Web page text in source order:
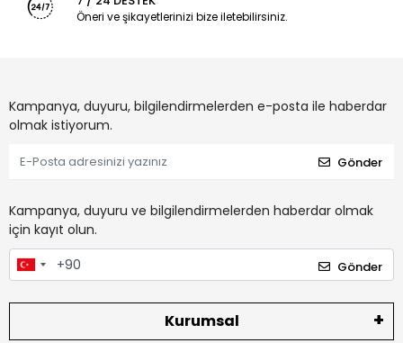
Öneri ve şikayetlerinizi bize iletebilirsiniz.
Kampanya, duyuru, bilgilendirmelerden e-posta ile haberdar
olmak istiyorum.
Gönder
Kampanya, duyuru ve bilgilendirmelerden haberdar olmak
için kayıt olun.
Gönder
Kurumsal